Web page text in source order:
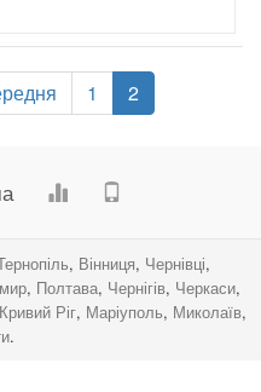
1 2
, Вінниця, Чернівці,
, Полтава, Чернігів, Черкаси,
Кривий Ріг, Маріуполь, Миколаїв,
.